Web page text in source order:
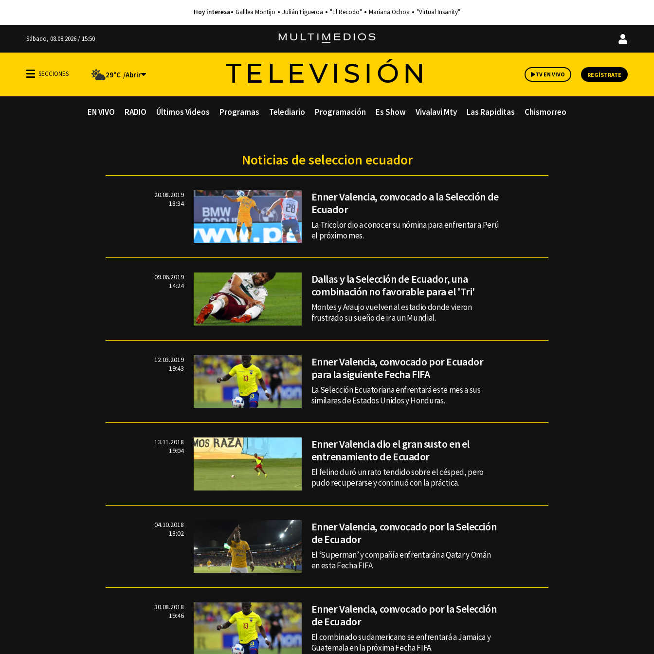
Galilea Montijo Julián Figueroa "El Recodo" Mariana Ochoa "Virtual Insanity"
Sábado, 08.08.2026 / 15:50
Iniciar
29°C TELEVISIÓN TV EN VIVO REGÍSTRATE
EN VIVO RADIO Últimos Videos Programas Telediario Programación Es Show Vivalavi Mty Las Rapiditas Chismorreo
Noticias de seleccion ecuador
20.08.2019
18:34
Enner Valencia, convocado a la Selección de
Ecuador
La Tricolor dio a conocer su nómina para enfrentar a Perú
el próximo mes.
09.06.2019
14:24
Dallas y la Selección de Ecuador, una
combinación no favorable para el 'Tri'
Montes y Araujo vuelven al estadio donde vieron
frustrado su sueño de ir a un Mundial.
12.03.2019
19:43
Enner Valencia, convocado por Ecuador
para la siguiente Fecha FIFA
La Selección Ecuatoriana enfrentará este mes a sus
similares de Estados Unidos y Honduras.
13.11.2018
19:04
Enner Valencia dio el gran susto en el
entrenamiento de Ecuador
El felino duró un rato tendido sobre el césped, pero
pudo recuperarse y continuó con la práctica.
04.10.2018
18:02
Enner Valencia, convocado por la Selección
de Ecuador
El ‘Superman’ y compañía enfrentarán a Qatar y Omán
en esta Fecha FIFA.
30.08.2018
19:46
Enner Valencia, convocado por la Selección
de Ecuador
El combinado sudamericano se enfrentará a Jamaica y
Guatemala en la próxima Fecha FIFA.